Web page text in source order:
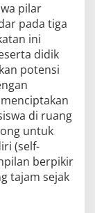
pilar
pada tiga
ini
didik
potensi
di ruang
untuk
(self-
berpikir
tajam sejak